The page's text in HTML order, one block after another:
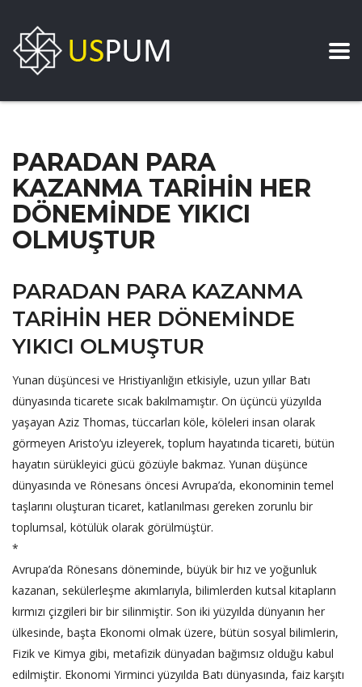
PARADAN PARA
KAZANMA TARİHİN HER
DÖNEMİNDE YIKICI
OLMUŞTUR
PARADAN PARA KAZANMA
TARİHİN HER DÖNEMİNDE
YIKICI OLMUŞTUR
Yunan düşüncesi ve Hristiyanlığın etkisiyle, uzun yıllar Batı
dünyasında ticarete sıcak bakılmamıştır. On üçüncü yüzyılda
yaşayan Aziz Thomas, tüccarları köle, köleleri insan olarak
görmeyen Aristo’yu izleyerek, toplum hayatında ticareti, bütün
hayatın sürükleyici gücü gözüyle bakmaz. Yunan düşünce
dünyasında ve Rönesans öncesi Avrupa’da, ekonominin temel
taşlarını oluşturan ticaret, katlanılması gereken zorunlu bir
toplumsal, kötülük olarak görülmüştür.
*
Avrupa’da Rönesans döneminde, büyük bir hız ve yoğunluk
kazanan, sekülerleşme akımlarıyla, bilimlerden kutsal kitapların
kırmızı çizgileri bir bir silinmiştir. Son iki yüzyılda dünyanın her
ülkesinde, başta Ekonomi olmak üzere, bütün sosyal bilimlerin,
Fizik ve Kimya gibi, metafizik dünyadan bağımsız olduğu kabul
edilmiştir. Ekonomi Yirminci yüzyılda Batı dünyasında, faiz karşıtı